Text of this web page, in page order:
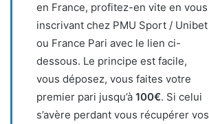
en France, profitez-en vite en vous
inscrivant chez PMU Sport / Unibet
ou France Pari avec le lien ci-
dessous. Le principe est facile,
vous déposez, vous faites votre
premier pari jusqu’à 100€. Si celui
s’avère perdant vous récupérer vos